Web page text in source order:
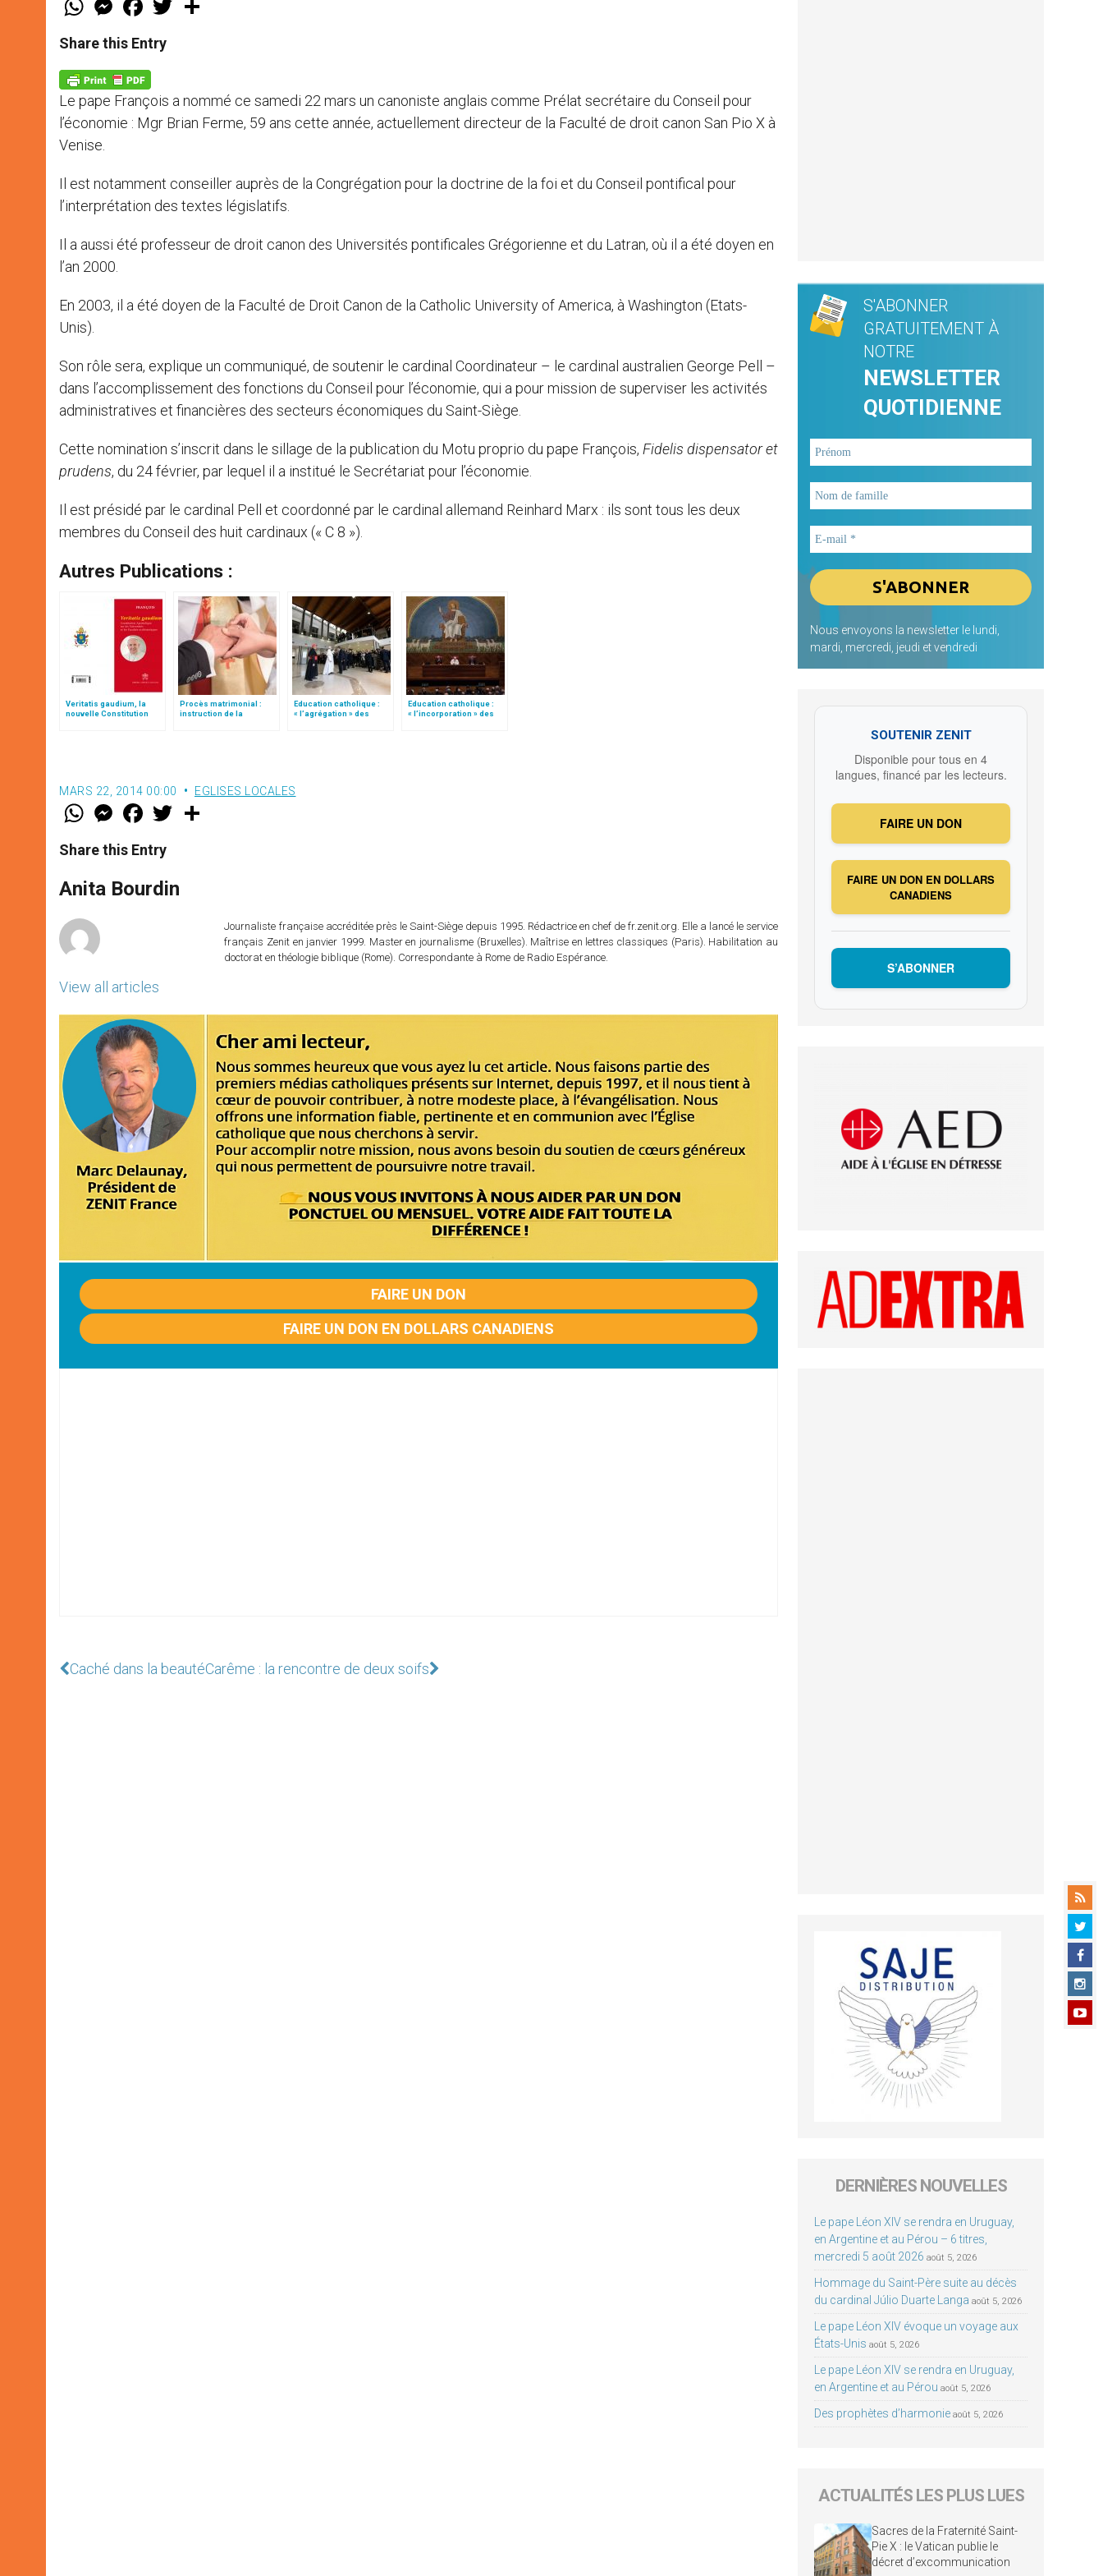
t
s
p
p
e
s
e
g
e
r
a
e
b
k
w
Share this Entry
Le pape François a nommé ce samedi 22 mars un canoniste anglais comme Prélat secrétaire du Conseil pour
l’économie : Mgr Brian Ferme, 59 ans cette année, actuellement directeur de la Faculté de droit canon San Pio X à
Venise.
Il est notamment conseiller auprès de la Congrégation pour la doctrine de la foi et du Conseil pontifical pour
l’interprétation des textes législatifs.
Il a aussi été professeur de droit canon des Universités pontificales Grégorienne et du Latran, où il a été doyen en
l’an 2000.
En 2003, il a été doyen de la Faculté de Droit Canon de la Catholic University of America, à Washington (Etats-
Unis).
Son rôle sera, explique un communiqué, de soutenir le cardinal Coordinateur – le cardinal australien George Pell –
dans l’accomplissement des fonctions du Conseil pour l’économie, qui a pour mission de superviser les activités
administratives et financières des secteurs économiques du Saint-Siège.
Cette nomination s’inscrit dans le sillage de la publication du Motu proprio du pape François, Fidelis dispensator et
prudens, du 24 février, par lequel il a institué le Secrétariat pour l’économie.
Il est présidé par le cardinal Pell et coordonné par le cardinal allemand Reinhard Marx : ils sont tous les deux
membres du Conseil des huit cardinaux (« C 8 »).
Autres Publications :
Veritatis gaudium, la
nouvelle Constitution
Procès matrimonial :
instruction de la
Education catholique :
« l’agrégation » des
Education catholique :
« l’incorporation » des
MARS 22, 2014 00:00 EGLISES LOCALES
W
t
s
p
p
M
e
s
e
g
e
F
a
e
b
o
k
w
r
Share this Entry
Anita Bourdin
View all articles
Journaliste française accréditée près le Saint-Siège depuis 1995. Rédactrice en chef de fr.zenit.org. Elle a lancé le service
français Zenit en janvier 1999. Master en journalisme (Bruxelles). Maîtrise en lettres classiques (Paris). Habilitation au
doctorat en théologie biblique (Rome). Correspondante à Rome de Radio Espérance.
FAIRE UN DON
FAIRE UN DON EN DOLLARS CANADIENS
Caché dans la beautéCarême : la rencontre de deux soifs
S'ABONNER
GRATUITEMENT À
NOTRE
NEWSLETTER
QUOTIDIENNE
Nous envoyons la newsletter le lundi,
mardi, mercredi, jeudi et vendredi
SOUTENIR ZENIT
Disponible pour tous en 4
langues, financé par les lecteurs.
FAIRE UN DON
FAIRE UN DON EN DOLLARS
CANADIENS
S’ABONNER
DERNIÈRES NOUVELLES
Le pape Léon XIV se rendra en Uruguay,
en Argentine et au Pérou – 6 titres,
mercredi 5 août 2026 août 5, 2026
Hommage du Saint-Père suite au décès
du cardinal Júlio Duarte Langa août 5, 2026
Le pape Léon XIV évoque un voyage aux
États-Unis août 5, 2026
Le pape Léon XIV se rendra en Uruguay,
en Argentine et au Pérou août 5, 2026
Des prophètes d’harmonie août 5, 2026
ACTUALITÉS LES PLUS LUES
Sacres de la Fraternité Saint-
Pie X : le Vatican publie le
décret d’excommunication